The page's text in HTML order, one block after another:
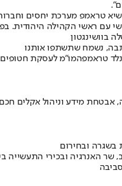
טראמפ מערכת יחסים וחברות
עם ראשי הקהילה היהודית.
בוושינגטון
נשמח שתשתפו אותנו
טראמפהמו"מ לעסקת חטופים
אבטחת מידע וניהול אקלים
בשגרה ובחירום
האנרגיה ובכירי התעשייה